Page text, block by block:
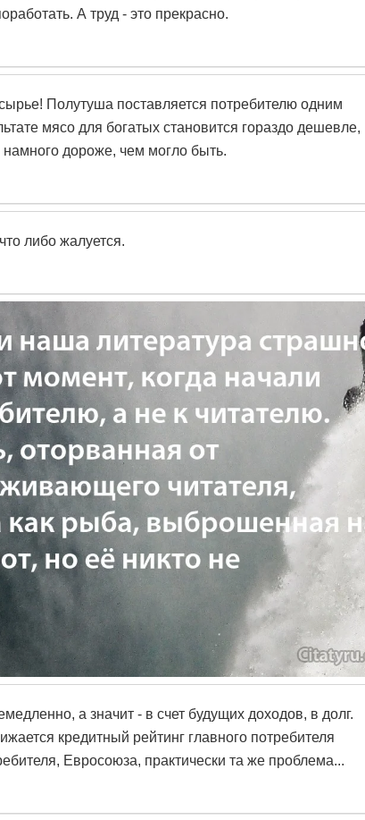
А труд - это прекрасно.
Полутуша поставляется потребителю одним
мясо для богатых становится гораздо дешевле,
дороже, чем могло быть.
либо жалуется.
а значит - в счет будущих доходов, в долг.
кредитный рейтинг главного потребителя
Евросоюза, практически та же проблема...